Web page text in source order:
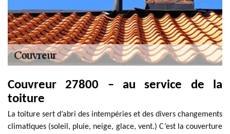
Couvreur 27800 – au service de la
toiture
La toiture sert d’abri des intempéries et des divers changements
climatiques (soleil, pluie, neige, glace, vent.) C’est la couverture